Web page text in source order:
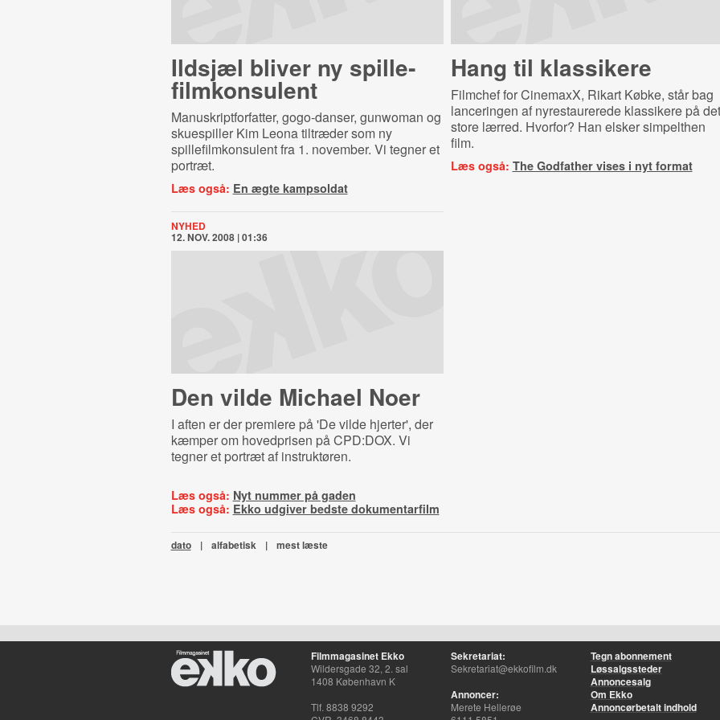
Ildsjæl bliver ny spil­le­
film­kon­su­lent
Manuskriptforfatter, gogo-danser, gunwoman og
skuespiller Kim Leona tiltræder som ny
spillefilmkonsulent fra 1. november. Vi tegner et
portræt.
Læs også: En ægte kampsoldat
Hang til klassikere
Filmchef for CinemaxX, Rikart Købke, står bag
lanceringen af nyrestaurerede klassikere på det
store lærred. Hvorfor? Han elsker simpelthen
film.
Læs også: The Godfather vises i nyt format
NYHED
12. NOV. 2008 | 01:36
Den vilde Michael Noer
I aften er der premiere på 'De vilde hjerter', der
kæmper om hovedprisen på CPD:DOX. Vi
tegner et portræt af instruktøren.
Læs også: Nyt nummer på gaden
Læs også: Ekko udgiver bedste dokumentarfilm
dato | alfabetisk | mest læste
Filmmagasinet Ekko
Wildersgade 32, 2. sal
1408 København K
Tlf. 8838 9292
Sekretariat:
Sekretariat@ekkofilm.dk
Annoncer:
Merete Hellerøe
Tegn abonnement
Løssalgssteder
Annoncesalg
Om Ekko
Annoncørbetalt indhold